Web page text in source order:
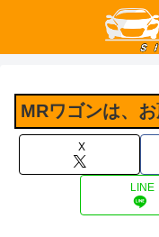
MRワゴンは、
X
LINE